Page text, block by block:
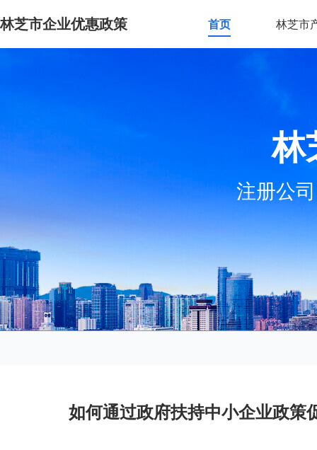
林芝市企业优惠政策 首页 林芝市
林
注册公
如何通过政府扶持中小企业政策